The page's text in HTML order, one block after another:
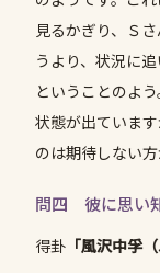
見るかぎり、Ｓ
うより、状況に
ということのよ
状態が出ていま
のは期待しない方
問四 彼に思い
得卦 「風沢中孚